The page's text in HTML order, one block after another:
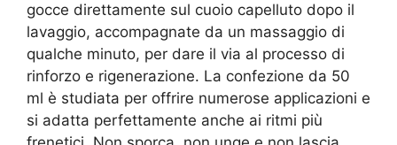
gocce direttamente sul cuoio capelluto dopo il
lavaggio, accompagnate da un massaggio di
qualche minuto, per dare il via al processo di
rinforzo e rigenerazione. La confezione da 50
ml è studiata per offrire numerose applicazioni e
si adatta perfettamente anche ai ritmi più